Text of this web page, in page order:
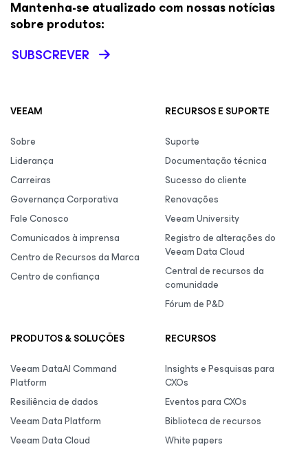
Mantenha-se atualizado com nossas notícias
sobre produtos:
SUBSCREVER
VEEAM
Sobre
Liderança
Carreiras
Governança Corporativa
Fale Conosco
Comunicados à imprensa
Centro de Recursos da Marca
Centro de confiança
RECURSOS E SUPORTE
Suporte
Documentação técnica
Sucesso do cliente
Renovações
Veeam University
Registro de alterações do
Veeam Data Cloud
Central de recursos da
comunidade
Fórum de P&D
PRODUTOS & SOLUÇÕES
Veeam DataAI Command
Platform
Resiliência de dados
Veeam Data Platform
Veeam Data Cloud
RECURSOS
Insights e Pesquisas para
CXOs
Eventos para CXOs
Biblioteca de recursos
White papers